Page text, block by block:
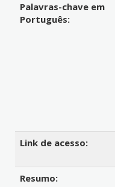
Palavras-chave em
Português:
Link de acesso:
Resumo: